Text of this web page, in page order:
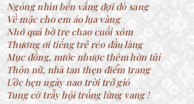
Ngóng nhìn bến vắng đợi đò sang
Về mặc cho em áo lụa vàng
Nhớ quá bờ tre chao cuối xóm
Thương ơi tiếng trẻ réo đầu làng
Mục đồng, nước nhược thêm hờn tủi
Thôn nữ, nhà tan thẹn điểm trang
Ước hẹn ngày nao trời trở gió
Tung cờ trẫy hội trống lừng vang !